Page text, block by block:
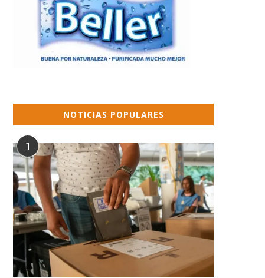
NOTICIAS POPULARES
1